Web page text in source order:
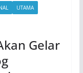
UTAMA
Gelar